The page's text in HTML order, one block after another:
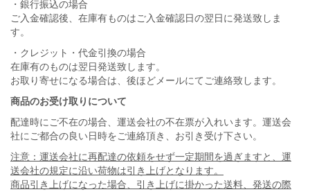
・銀行振込の場合
ご入金確認後、在庫有ものはご入金確認日の翌日に発送致しま
す。
・クレジット・代金引換の場合
在庫有のものは翌日発送致します。
お取り寄せになる場合は、後ほどメールにてご連絡致します。
商品のお受け取りについて
配達時にご不在の場合、運送会社の不在票が入れいます。運送会
社にご都合の良い日時をご連絡頂き、お引き受け下さい。
注意：運送会社に再配達の依頼をせず一定期間を過ぎますと、運
送会社の規定に沿い荷物は引き上げとなります。
商品引き上げになった場合、引き上げに掛かった送料、発送の際